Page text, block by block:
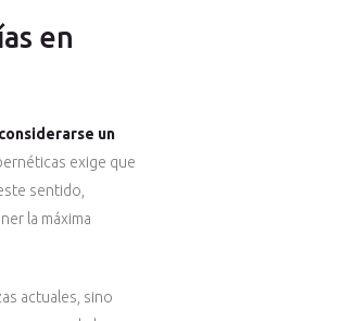
en
un
exige que
sentido,
la máxima
actuales, sino